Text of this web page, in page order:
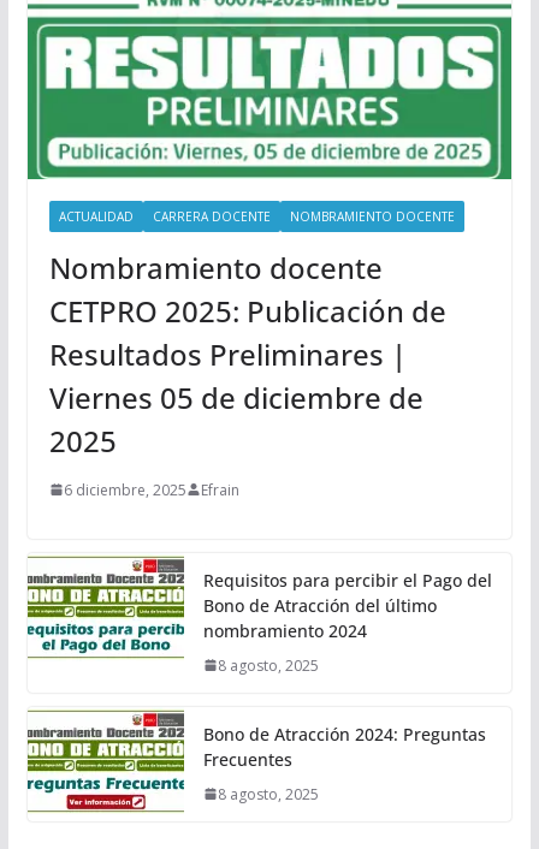
ACTUALIDAD CARRERA DOCENTE NOMBRAMIENTO DOCENTE
Nombramiento docente
CETPRO 2025: Publicación de
Resultados Preliminares |
Viernes 05 de diciembre de
2025
6 diciembre, 2025 Efrain
Requisitos para percibir el Pago del
Bono de Atracción del último
nombramiento 2024
8 agosto, 2025
Bono de Atracción 2024: Preguntas
Frecuentes
8 agosto, 2025